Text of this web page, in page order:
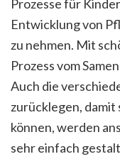
Prozesse für
Entwicklung von
zu nehmen. Mit
Prozess vom
Auch die
zurücklegen, damit
können, werden
sehr einfach